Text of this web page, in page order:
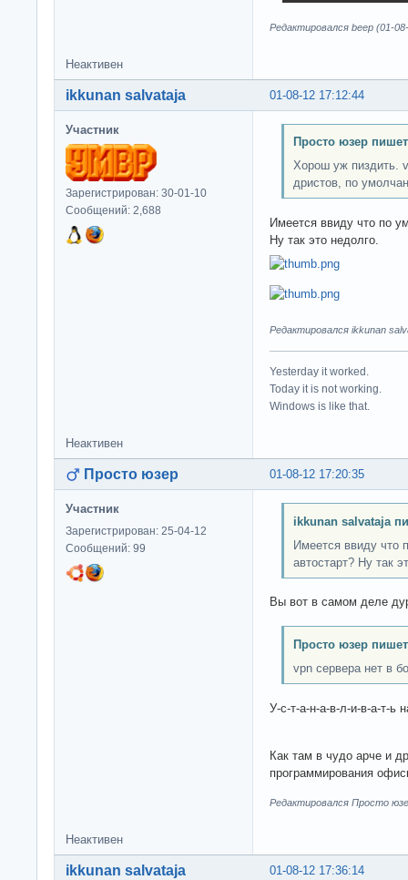
Редактировался beep (01-
Неактивен
01-08-12 17:12:44
ikkunan salvataja
Участник
Зарегистрирован: 30-01-10
Сообщений: 2,688
Просто юзер
Хорош уж пиздить.
дристов, по
Имеется ввиду что по
Ну так это недолго.
Редактировался ikkunan
Yesterday it worked.
Today it is not working.
Windows is like that.
Неактивен
01-08-12 17:20:35
Просто юзер
Участник
Зарегистрирован: 25-04-12
Сообщений: 99
ikkunan salvataja
Имеется ввиду что
автостарт? Ну так
Вы вот в самом деле
Просто юзер
vpn сервера нет в
У-с-т-а-н-а-в-л-и-в-а-т-ь
Как там в чудо арче и
программирования
Редактировался Просто
Неактивен
01-08-12 17:36:14
ikkunan salvataja